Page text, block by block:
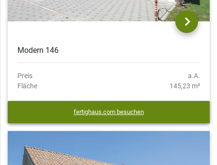
Modern 146
Preis
a.A.
Fläche
145,23 m²
fertighaus.com besuchen